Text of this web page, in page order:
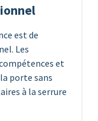
est de
Les
et
porte sans
à la serrure